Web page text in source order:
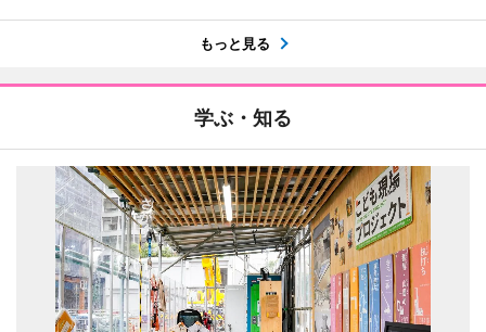
もっと見る
学ぶ・知る